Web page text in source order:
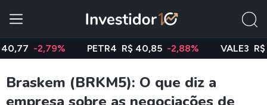
-2,79% PETR4 R$ 40,85 -2,88% VALE3 R$
Braskem (BRKM5): O que diz a